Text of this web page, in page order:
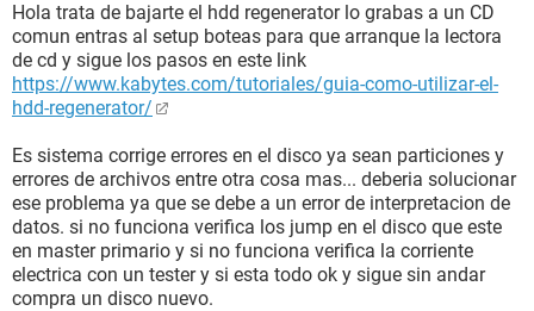
Hola trata de bajarte el hdd regenerator lo grabas a un CD
comun entras al setup boteas para que arranque la lectora
de cd y sigue los pasos en este link
https://www.kabytes.com/tutoriales/guia-como-utilizar-el-
hdd-regenerator/
Es sistema corrige errores en el disco ya sean particiones y
errores de archivos entre otra cosa mas... deberia solucionar
ese problema ya que se debe a un error de interpretacion de
datos. si no funciona verifica los jump en el disco que este
en master primario y si no funciona verifica la corriente
electrica con un tester y si esta todo ok y sigue sin andar
compra un disco nuevo.